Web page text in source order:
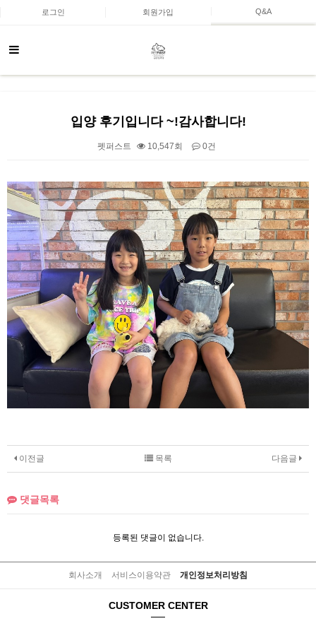
로그인 회원가입 Q&A
입양 후기입니다 ~!감사합니다!
펫퍼스트 10,547회 0건
본문
이전글 다음글
목록
댓글목록
등록된 댓글이 없습니다.
회사소개 서비스이용약관 개인정보처리방침
CUSTOMER CENTER